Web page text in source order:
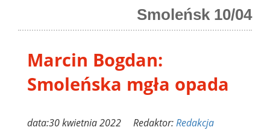
Smoleńsk 10/04
Marcin Bogdan:
Smoleńska mgła opada
data:30 kwietnia 2022 Redaktor:Redakcja